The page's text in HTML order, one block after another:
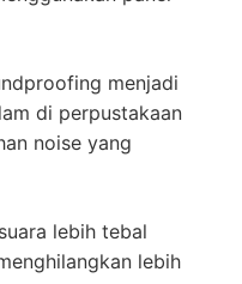
menjadi
di perpustakaan
noise yang
lebih tebal
lebih